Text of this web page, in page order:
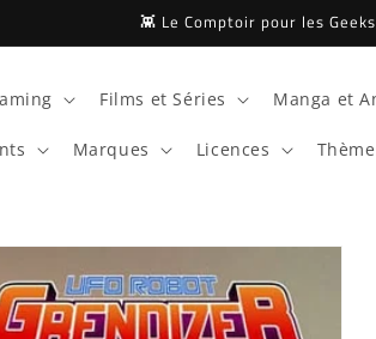
👾 Le Comptoir pour les
Films et Séries Manga et
Marques Licences